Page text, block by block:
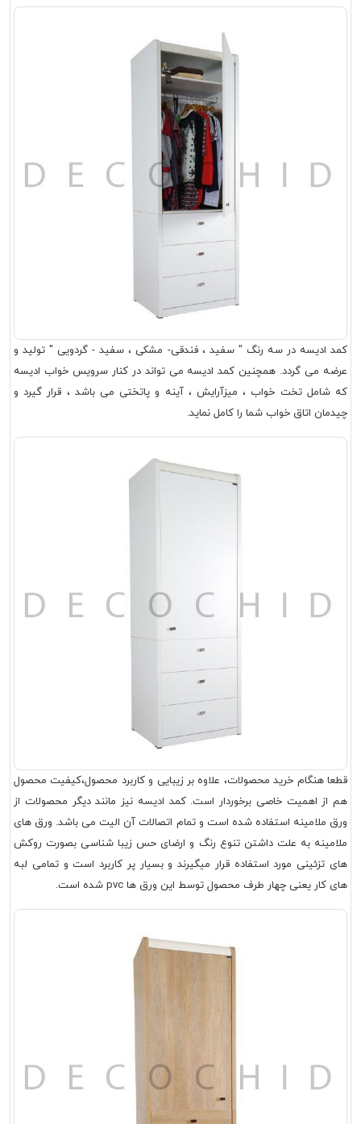
کمد ادیسه در سه رنگ " سفید ، فندقی- مشکی ، سفید - گردویی " تولید و
عرضه می گردد. همچنین کمد ادیسه می تواند در کنار سرویس خواب ادیسه
که شامل تخت خواب ، میزآرایش ، آینه و پاتختی می باشد ، قرار گیرد و
چیدمان اتاق خواب شما را کامل نماید.
قطعا هنگام خرید محصولات، علاوه بر زیبایی و کاربرد محصول،کیفیت محصول
هم از اهمیت خاصی برخوردار است. کمد ادیسه نیز مانند دیگر محصولات از
ورق ملامینه استفاده شده است و تمام اتصالات آن الیت می باشد. ورق های
ملامینه به علت داشتن تنوع رنگ و ارضای حس زیبا شناسی بصورت روکش
های تزئینی مورد استفاده قرار میگیرند و بسیار پر کاربرد است و تمامی لبه
های کار یعنی چهار طرف محصول توسط این ورق ها pvc شده است.